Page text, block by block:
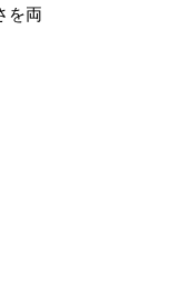
を両